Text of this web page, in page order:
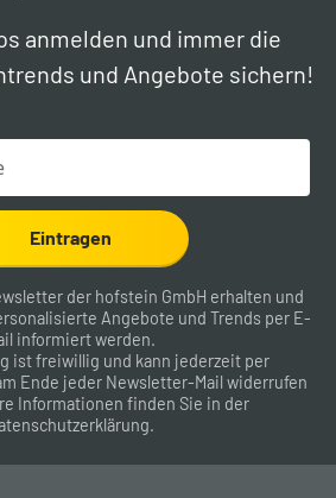
anmelden und immer die
und Angebote sichern!
Eintragen
der hofstein GmbH erhalten und
Angebote und Trends per E-
informiert werden.
ist freiwillig und kann jederzeit per
Ende jeder Newsletter-Mail widerrufen
Informationen finden Sie in der
.